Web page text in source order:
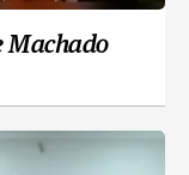
Machado